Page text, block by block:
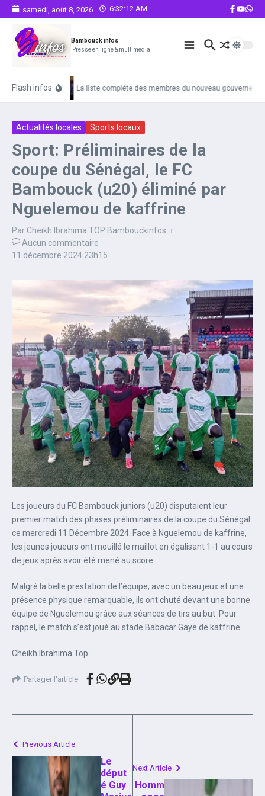
Aller au contenu
samedi, août 8, 2026 6:32:13 AM
Bambouck infos
Presse en ligne & multimédia
Flash infos La liste complète des membres du nouveau
Actualités locales Sports locaux
Sport: Préliminaires de la
coupe du Sénégal, le FC
Bambouck (u20) éliminé par
Nguelemou de kaffrine
Par Cheikh Ibrahima TOP Bambouckinfos
Aucun commentaire
11 décembre 2024 23h15
Les joueurs du FC Bambouck juniors (u20) disputaient leur
premier match des phases préliminaires de la coupe du Sénégal
ce mercredi 11 Décembre 2024. Face à Nguelemou de kaffrine,
les jeunes joueurs ont mouillé le maillot en égalisant 1-1 au cours
de jeux après avoir été mené au score.
Malgré la belle prestation de l’équipe, avec un beau jeux et une
présence physique remarquable, ils ont chuté devant une bonne
équipe de Nguelemou grâce aux séances de tirs au but. Pour
rappel, le match s’est joué au stade Babacar Gaye de kaffrine.
Cheikh Ibrahima Top
Partager l'article
Previous Article
Le
déput
é Guy
Next Article
Homm